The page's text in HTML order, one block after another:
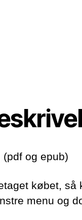
(pdf og epub)
købet,
menu og